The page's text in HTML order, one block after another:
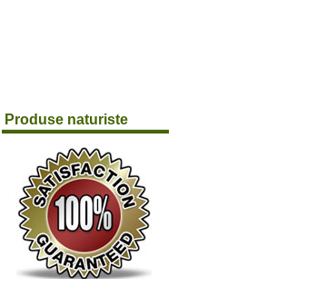
Produse naturiste